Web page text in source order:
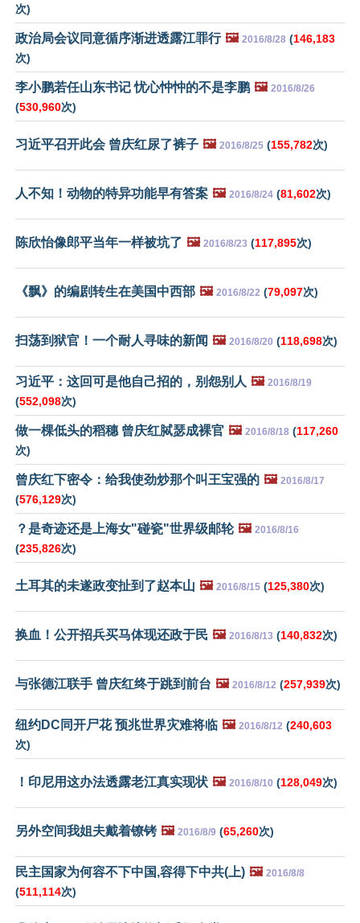
次)
政治局会议同意循序渐进透露江罪行 🖼️ 2016/8/28 (146,183
次)
李小鹏若任山东书记 忧心忡忡的不是李鹏 🖼️ 2016/8/26
(530,960次)
习近平召开此会 曾庆红尿了裤子 🖼️ 2016/8/25 (155,782次)
人不知！动物的特异功能早有答案 🖼️ 2016/8/24 (81,602次)
陈欣怡像郎平当年一样被坑了 🖼️ 2016/8/23 (117,895次)
《飘》的编剧转生在美国中西部 🖼️ 2016/8/22 (79,097次)
扫荡到狱官！一个耐人寻味的新闻 🖼️ 2016/8/20 (118,698次)
习近平：这回可是他自己招的，别怨别人 🖼️ 2016/8/19
(552,098次)
做一棵低头的稻穗 曾庆红脦瑟成裸官 🖼️ 2016/8/18 (117,260
次)
曾庆红下密令：给我使劲炒那个叫王宝强的 🖼️ 2016/8/17
(576,129次)
？是奇迹还是上海女"碰瓷"世界级邮轮 🖼️ 2016/8/16
(235,826次)
土耳其的未遂政变扯到了赵本山 🖼️ 2016/8/15 (125,380次)
换血！公开招兵买马体现还政于民 🖼️ 2016/8/13 (140,832次)
与张德江联手 曾庆红终于跳到前台 🖼️ 2016/8/12 (257,939次)
纽约DC同开尸花 预兆世界灾难将临 🖼️ 2016/8/12 (240,603
次)
！印尼用这办法透露老江真实现状 🖼️ 2016/8/10 (128,049次)
另外空间我姐夫戴着镣铐 🖼️ 2016/8/9 (65,260次)
民主国家为何容不下中国,容得下中共(上) 🖼️ 2016/8/8
(511,114次)